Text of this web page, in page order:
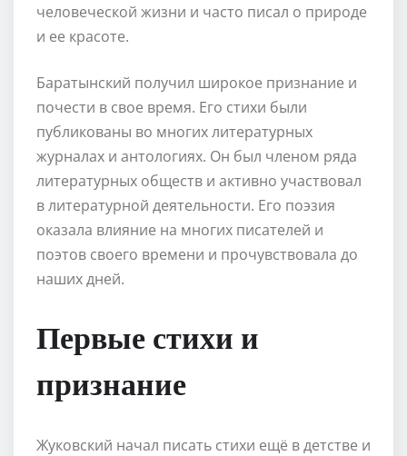
человеческой жизни и часто писал о природе
и ее красоте.
Баратынский получил широкое признание и
почести в свое время. Его стихи были
публикованы во многих литературных
журналах и антологиях. Он был членом ряда
литературных обществ и активно участвовал
в литературной деятельности. Его поэзия
оказала влияние на многих писателей и
поэтов своего времени и прочувствовала до
наших дней.
Первые стихи и
признание
Жуковский начал писать стихи ещё в детстве и